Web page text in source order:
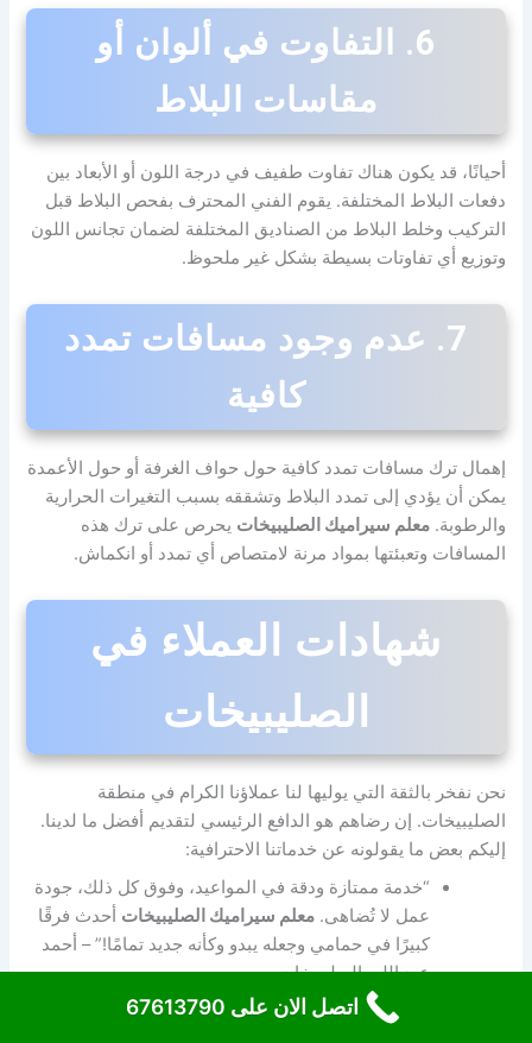
6. التفاوت في ألوان أو
مقاسات البلاط
أحيانًا، قد يكون هناك تفاوت طفيف في درجة اللون أو الأبعاد بين
دفعات البلاط المختلفة. يقوم الفني المحترف بفحص البلاط قبل
التركيب وخلط البلاط من الصناديق المختلفة لضمان تجانس اللون
وتوزيع أي تفاوتات بسيطة بشكل غير ملحوظ.
7. عدم وجود مسافات تمدد
كافية
إهمال ترك مسافات تمدد كافية حول حواف الغرفة أو حول الأعمدة
يمكن أن يؤدي إلى تمدد البلاط وتشققه بسبب التغيرات الحرارية
والرطوبة.معلم سيراميك الصليبيخات يحرص على ترك هذه
المسافات وتعبئتها بمواد مرنة لامتصاص أي تمدد أو انكماش.
شهادات العملاء في
الصليبيخات
نحن نفخر بالثقة التي يوليها لنا عملاؤنا الكرام في منطقة
الصليبيخات. إن رضاهم هو الدافع الرئيسي لتقديم أفضل ما لدينا.
إليكم بعض ما يقولونه عن خدماتنا الاحترافية:
“خدمة ممتازة ودقة في المواعيد، وفوق كل ذلك، جودة
عمل لا تُضاهى.معلم سيراميك الصليبيخات أحدث فرقًا
كبيرًا في حمامي وجعله يبدو وكأنه جديد تمامًا!” – أحمد
عبد الله، الصليبيخات.
“احترافية عالية، مهارة فائقة، وجودة لا تُضاهى. أوصي
اتصل الان على 67613790